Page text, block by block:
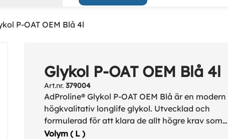
P-OAT OEM Blå 4l
Glykol P-OAT OEM Blå 4l
Art.nr. 379004
AdProline® Glykol P-OAT OEM Blå är en modern
högkvalitativ longlife glykol. Utvecklad och
formulerad för att klara de allt högre krav som
ställs från ledande fordons- och motortillverkare.
Volym ( L )